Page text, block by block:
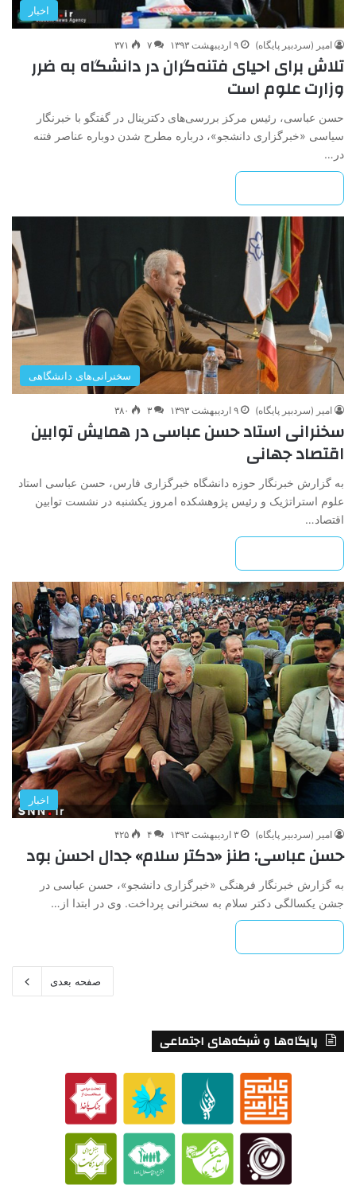
اخبار
امیر (سردبیر پایگاه) ۹ اردیبهشت ۱۳۹۳ ۷ ۳۷۱
تلاش برای احیای فتنه‌گران در دانشگاه به ضرر
وزارت علوم است
حسن عباسی، رئیس مرکز بررسی‌های دکترینال در گفتگو با خبرنگار
سیاسی «خبرگزاری دانشجو»، درباره مطرح شدن دوباره عناصر فتنه
در…
سخنرانی‌های دانشگاهی
امیر (سردبیر پایگاه) ۹ اردیبهشت ۱۳۹۳ ۳ ۳۸۰
سخنرانی استاد حسن عباسی در همایش توابین
اقتصاد جهانی
به گزارش خبرنگار حوزه دانشگاه خبرگزاری فارس، حسن عباسی استاد
علوم استراتژیک و رئیس پژوهشکده امروز یکشنبه در نشست توابین
اقتصاد…
اخبار
امیر (سردبیر پایگاه) ۳ اردیبهشت ۱۳۹۳ ۴ ۴۲۵
حسن عباسی: طنز «دکتر سلام» جدال احسن بود
به گزارش خبرنگار فرهنگی «خبرگزاری دانشجو»، حسن عباسی در
جشن یکسالگی دکتر سلام به سخنرانی پرداخت. وی در ابتدا از…
صفحه بعدی
پایگاه‌ها و شبکه‌های اجتماعی